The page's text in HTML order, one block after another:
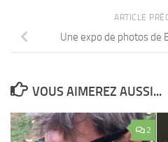
ARTICLE
Une expo de photos de
VOUS AIMEREZ AUSSI...
2